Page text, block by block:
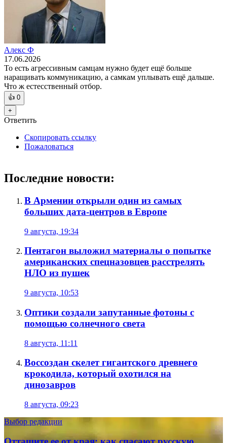
Алекс Ф
17.06.2026
То есть агрессивным самцам нужно будет ещё больше
наращивать коммуникацию, а самкам уплывать ещё дальше.
Что ж естесственный отбор.
👍 0
+
Ответить
Скопировать ссылку
Пожаловаться
Последние новости:
В Армении открыли один из самых
больших дата-центров в Европе
9 августа, 19:34
Пентагон выложил материалы о попытке
американских спецназовцев расстрелять
НЛО из пушек
9 августа, 10:53
Оптики создали запутанные фотоны с
помощью солнечного света
8 августа, 11:11
Воссоздан скелет гигантского древнего
крокодила, который охотился на
динозавров
8 августа, 09:23
Выбор редакции